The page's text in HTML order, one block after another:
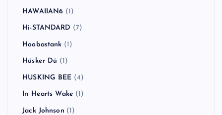
HAWAIIAN6 (1)
Hi-STANDARD (7)
Hoobastank (1)
Hüsker Dü (1)
HUSKING BEE (4)
In Hearts Wake (1)
Jack Johnson (1)